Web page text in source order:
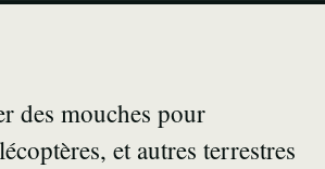
des mouches pour
et autres terrestres